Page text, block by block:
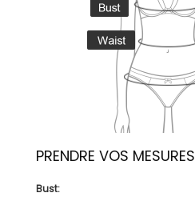
PRENDRE VOS MESURES
Bust: